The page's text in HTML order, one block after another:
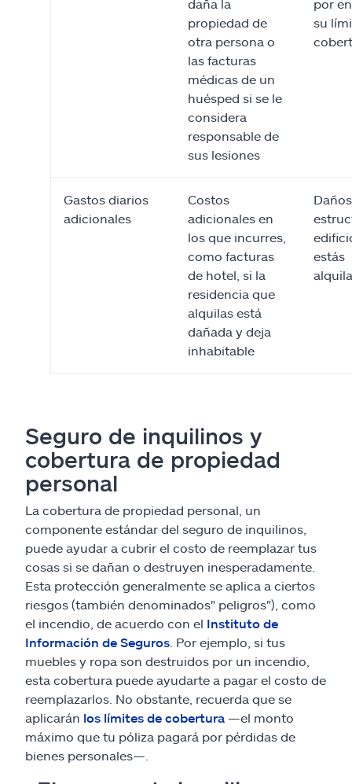
daña la
propiedad de
otra persona o
las facturas
médicas de un
huésped si se le
considera
responsable de
sus lesiones
por
su
Gastos diarios
adicionales
Costos
adicionales en
los que incurres,
como facturas
de hotel, si la
residencia que
alquilas está
dañada y deja
inhabitable
estás
Seguro de inquilinos y
cobertura de propiedad
personal
La cobertura de propiedad personal, un
componente estándar del seguro de inquilinos,
puede ayudar a cubrir el costo de reemplazar tus
cosas si se dañan o destruyen inesperadamente.
Esta protección generalmente se aplica a ciertos
riesgos (también denominados" peligros"), como
el incendio, de acuerdo con el Instituto de
Información de Seguros . Por ejemplo, si tus
muebles y ropa son destruidos por un incendio,
esta cobertura puede ayudarte a pagar el costo de
reemplazarlos. No obstante, recuerda que se
aplicarán los límites de cobertura —el monto
máximo que tu póliza pagará por pérdidas de
bienes personales—.